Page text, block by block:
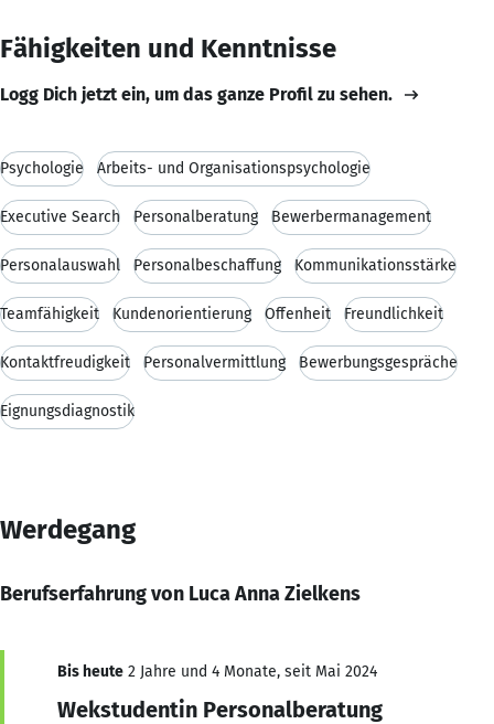
Fähigkeiten und Kenntnisse
Logg Dich jetzt ein, um das ganze Profil zu sehen.
Psychologie Arbeits- und Organisationspsychologie
Executive Search Personalberatung Bewerbermanagement
Personalauswahl Personalbeschaffung Kommunikationsstärke
Teamfähigkeit Kundenorientierung Offenheit Freundlichkeit
Kontaktfreudigkeit Personalvermittlung Bewerbungsgespräche
Eignungsdiagnostik
Werdegang
Berufserfahrung von Luca Anna Zielkens
Bis heute 2 Jahre und 4 Monate, seit Mai 2024
Wekstudentin Personalberatung